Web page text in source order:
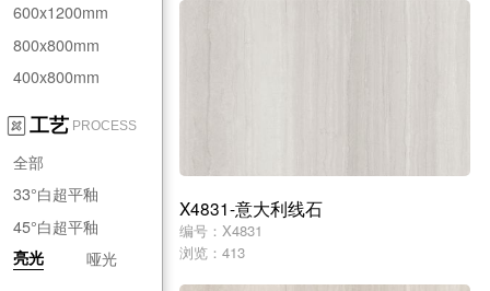
600x1200mm
800x800mm
400x800mm
工艺 PROCESS
全部
33°白超平釉
45°白超平釉
亮光 哑光
X4831-意大利线石
编号：X4831
浏览：413